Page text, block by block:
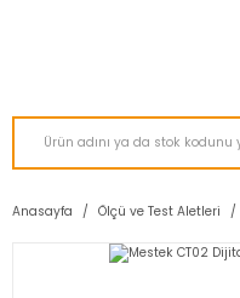
Anasayfa Ölçü ve Test Aletleri